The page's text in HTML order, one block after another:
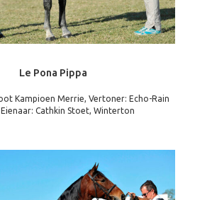
Le Pona Pippa
Kampioen Merrie, Vertoner: Echo-Rain
Eienaar: Cathkin Stoet, Winterton